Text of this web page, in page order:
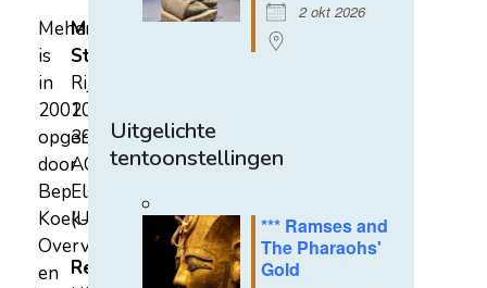
2 okt 2026
Uitgelichte
tentoonstellingen
*** Ramses and
The Pharaohs'
Gold
Mehen
is
in
2002
opgericht
door
Bep
Koek-
Overvest
en
Mehen
Studiecentrum
Rijksstraatweg
107A
3921
AC
Elst
(U)
Rekeningnummer